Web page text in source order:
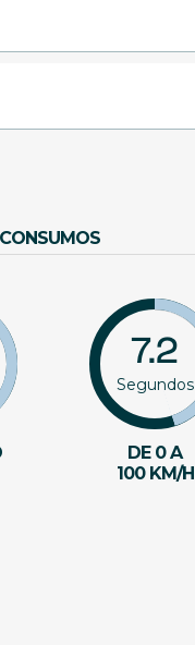
7.2
Segundos
DE 0 A
100 KM/H